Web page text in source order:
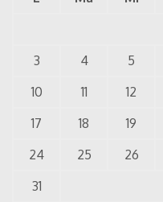
3
4 5
10
11 12
17
18 19
24
25 26
31